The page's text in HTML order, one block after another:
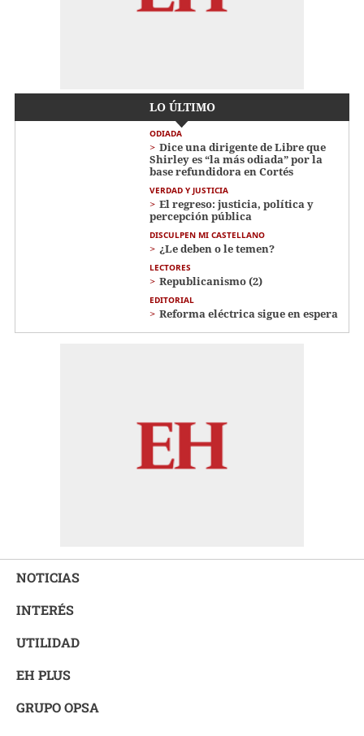
LO ÚLTIMO
ODIADA
Dice una dirigente de Libre que
Shirley es “la más odiada” por la
base refundidora en Cortés
VERDAD Y JUSTICIA
El regreso: justicia, política y
percepción pública
DISCULPEN MI CASTELLANO
¿Le deben o le temen?
LECTORES
Republicanismo (2)
EDITORIAL
Reforma eléctrica sigue en espera
NOTICIAS
INTERÉS
UTILIDAD
EH PLUS
GRUPO OPSA